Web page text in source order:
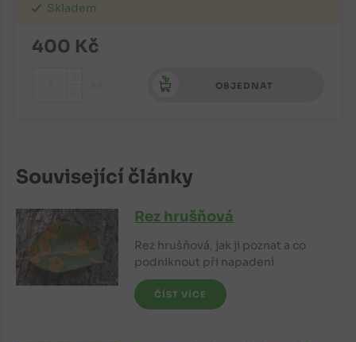
Skladem
400 Kč
OBJEDNAT
Související články
Rez hrušňová
Rez hrušňová, jak ji poznat a co
podniknout při napadení
ČÍST VÍCE